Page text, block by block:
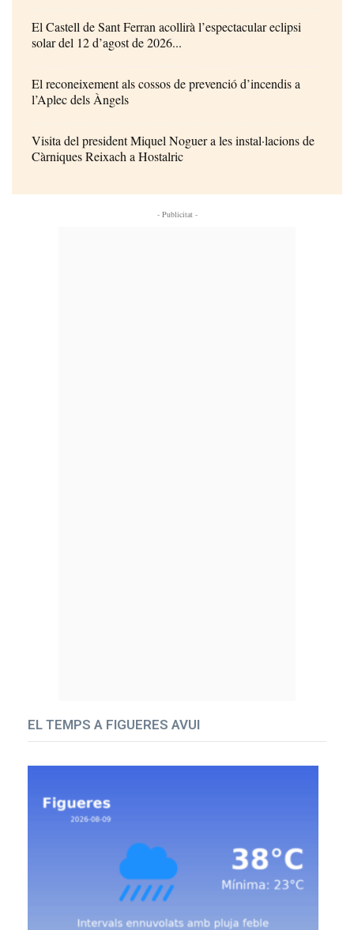
El Castell de Sant Ferran acollirà l’espectacular eclipsi
solar del 12 d’agost de 2026...
El reconeixement als cossos de prevenció d’incendis a
l’Aplec dels Àngels
Visita del president Miquel Noguer a les instal·lacions de
Càrniques Reixach a Hostalric
- Publicitat -
EL TEMPS A FIGUERES AVUI